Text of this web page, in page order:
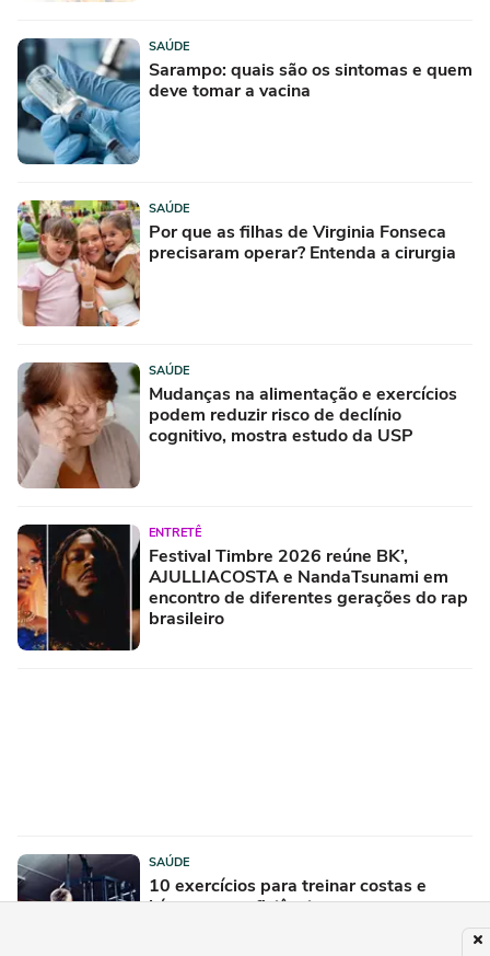
SAÚDE
Sarampo: quais são os sintomas e quem
deve tomar a vacina
SAÚDE
Por que as filhas de Virginia Fonseca
precisaram operar? Entenda a cirurgia
SAÚDE
Mudanças na alimentação e exercícios
podem reduzir risco de declínio
cognitivo, mostra estudo da USP
ENTRETÊ
Festival Timbre 2026 reúne BK’,
AJULLIACOSTA e NandaTsunami em
encontro de diferentes gerações do rap
brasileiro
SAÚDE
10 exercícios para treinar costas e
bíceps com eficiência